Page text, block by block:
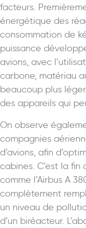
facteurs.
énergétique des
consommation de
puissance
avions, avec
carbone, matériau
beaucoup plus
des appareils qui
On observe
compagnies
d’avions, afin
cabines. C’est la fin
comme l’Airbus A
complètement
un niveau de
d’un biréacteur.